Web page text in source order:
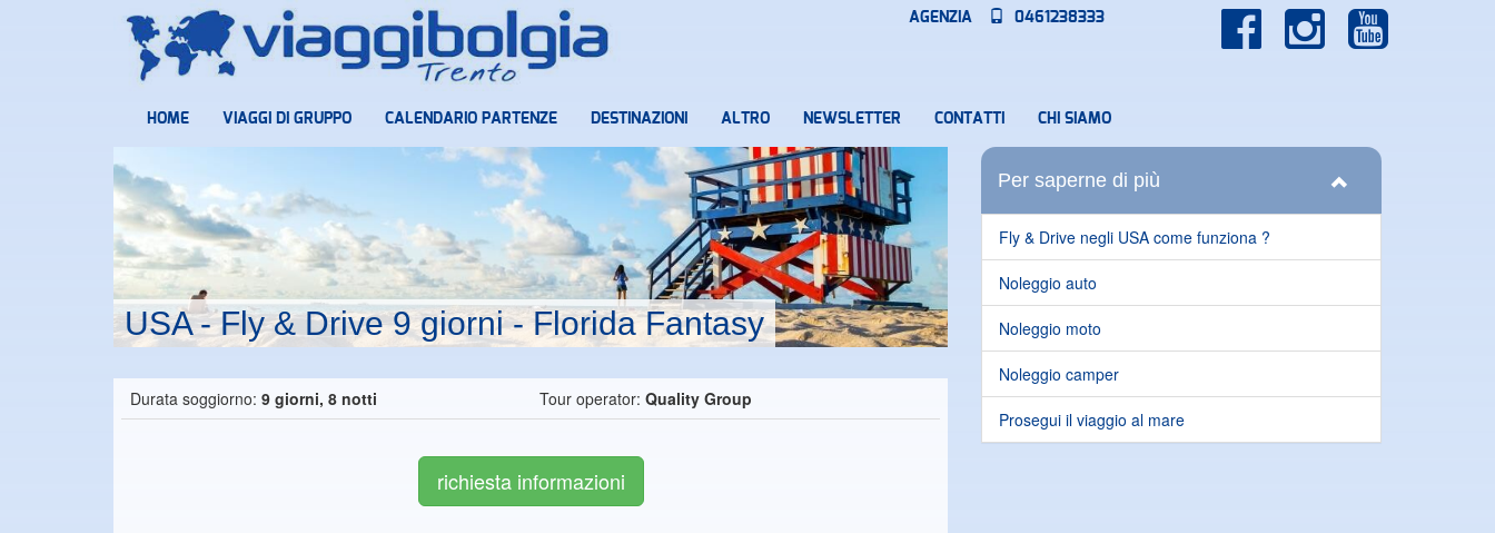
AGENZIA 0461238333
HOME VIAGGI DI GRUPPO CALENDARIO PARTENZE DESTINAZIONI ALTRO NEWSLETTER CONTATTI CHI SIAMO
USA - Fly & Drive 9 giorni - Florida Fantasy
Durata soggiorno: 9 giorni, 8 notti Tour operator: Quality Group
richiesta informazioni
Per saperne di più
Fly & Drive negli USA come funziona ?
Noleggio auto
Noleggio moto
Noleggio camper
Prosegui il viaggio al mare